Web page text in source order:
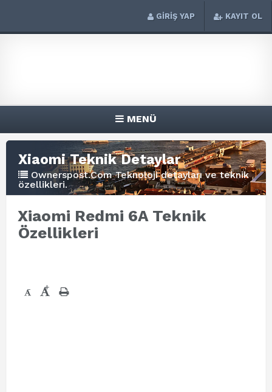
GİRİŞ YAP KAYIT OL
MENÜ
Xiaomi Teknik Detaylar
Ownerspost.Com Teknoloji detayları ve teknik
özellikleri.
Xiaomi Redmi 6A Teknik
Özellikleri
- +